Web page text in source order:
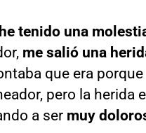
tenido una
me salió una
que era porque
pero la herida
a ser muy